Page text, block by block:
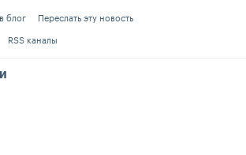
блог
Переслать эту новость
RSS каналы